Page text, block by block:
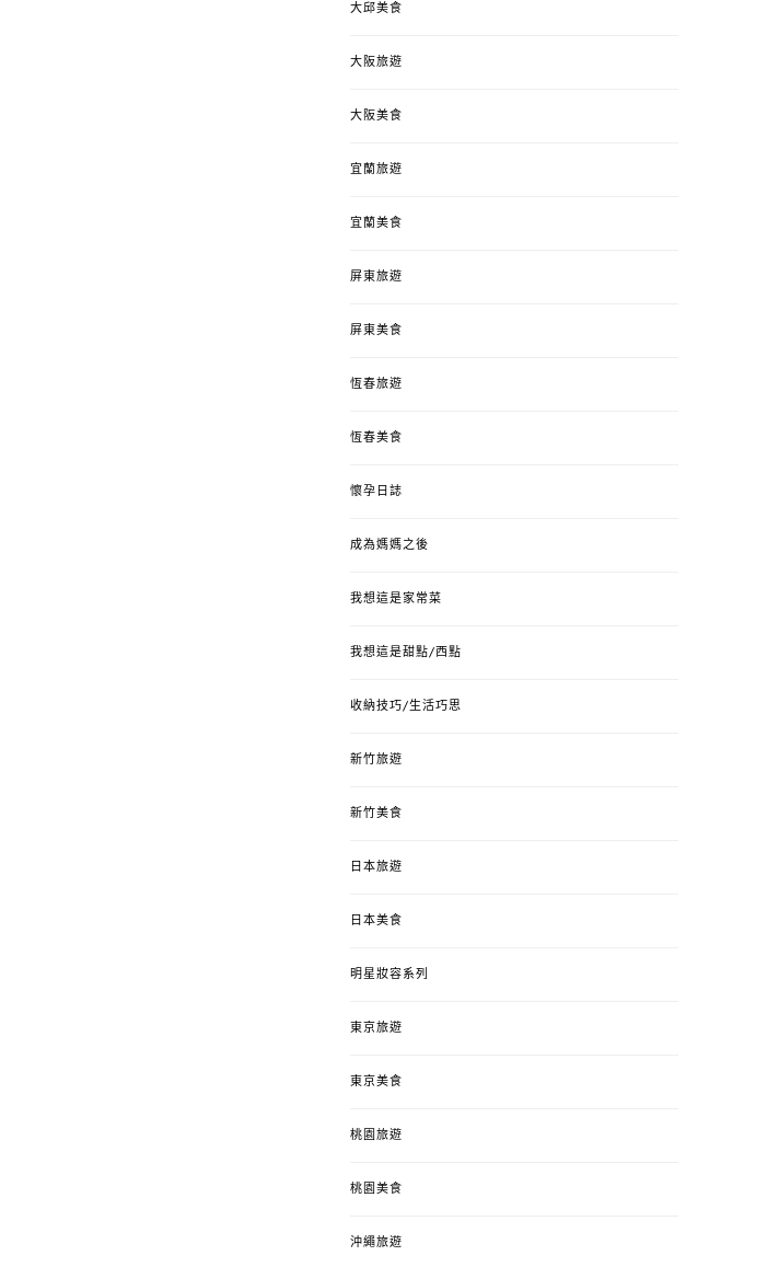
大邱美食
大阪旅遊
大阪美食
宜蘭旅遊
宜蘭美食
屏東旅遊
屏東美食
恆春旅遊
恆春美食
懷孕日誌
成為媽媽之後
我想這是家常菜
我想這是甜點/西點
收納技巧/生活巧思
新竹旅遊
新竹美食
日本旅遊
日本美食
明星妝容系列
東京旅遊
東京美食
桃園旅遊
桃園美食
沖繩旅遊